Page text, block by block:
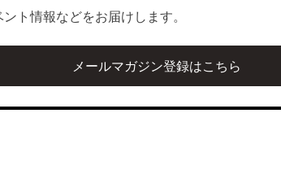
ト情報などをお届けします。
メールマガジン登録はこちら